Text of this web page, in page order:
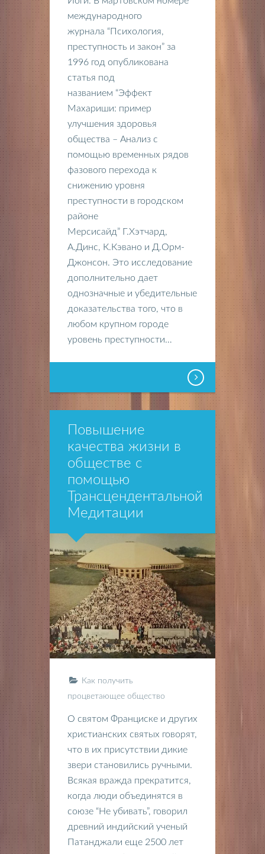
международного
журнала “Психология,
преступность и закон” за
1996 год опубликована
статья под
названием “Эффект
Махариши: пример
улучшения здоровья
общества – Анализ с
помощью временных рядов
фазового перехода к
снижению уровня
преступности в городском
районе
Мерсисайд” Г.Хэтчард,
А.Динс, К.Кэвано и Д.Орм-
Джонсон. Это исследование
дополнительно дает
однозначные и убедительные
доказательства того, что в
любом крупном городе
уровень преступности…
Повышение
качества жизни в
обществе с
помощью
Трансцендентальной
Медитации
Как получить
процветающее общество
О святом Франциске и других
христианских святых говорят,
что в их присутствии дикие
звери становились ручными.
Всякая вражда прекратится,
когда люди объединятся в
союзе “Не убивать”, говорил
древний индийский ученый
Патанджали еще 2500 лет